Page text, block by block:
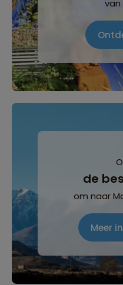
van
de
om naar
Meer